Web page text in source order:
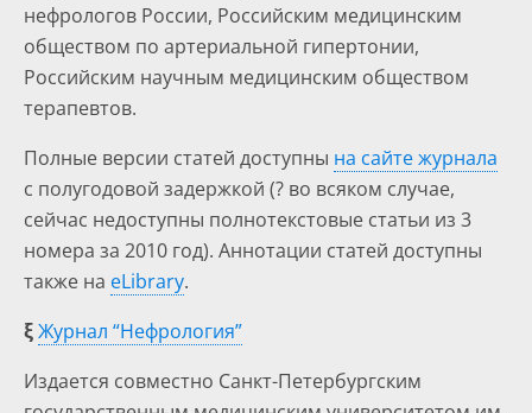
нефрологов России, Российским медицинским
обществом по артериальной гипертонии,
Российским научным медицинским обществом
терапевтов.
Полные версии статей доступны на сайте журнала
с полугодовой задержкой (? во всяком случае,
сейчас недоступны полнотекстовые статьи из 3
номера за 2010 год). Аннотации статей доступны
также на eLibrary.
ξЖурнал “Нефрология”
Издается совместно Санкт-Петербургским